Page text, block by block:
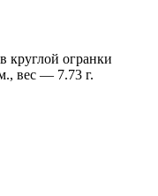
круглой огранки
вес — 7.73 г.